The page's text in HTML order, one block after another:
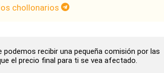
chollonarios
recibir una pequeña comisión por las
el precio final para ti se vea afectado.